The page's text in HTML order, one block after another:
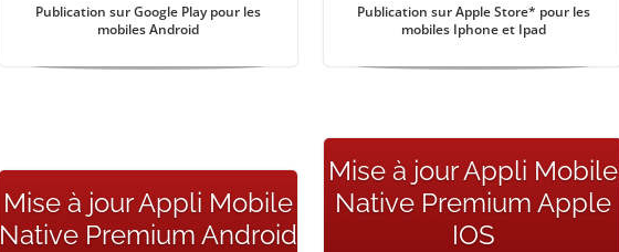
Publication sur Google Play pour les
mobiles Android
Publication sur Apple Store* pour les
mobiles Iphone et Ipad
Mise à jour Appli Mobile
Native Premium Android
Mise à jour Appli Mobile
Native Premium Apple
IOS